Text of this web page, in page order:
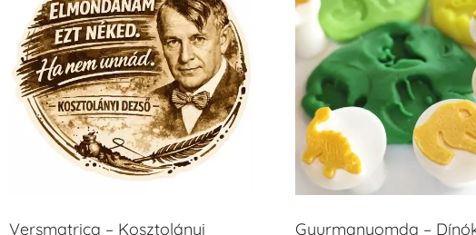
Versmatrica – Kosztolányi Gyurmanyomda –